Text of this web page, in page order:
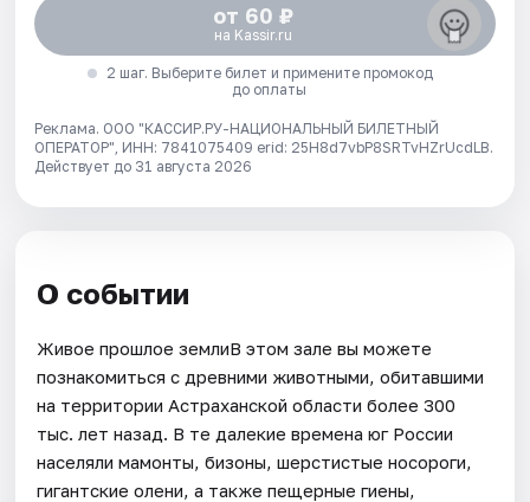
от 60 ₽
на Kassir.ru
2 шаг. Выберите билет и примените промокод
до оплаты
Реклама. ООО "КАССИР.РУ-НАЦИОНАЛЬНЫЙ БИЛЕТНЫЙ
ОПЕРАТОР", ИНН: 7841075409 erid: 25H8d7vbP8SRTvHZrUcdLB.
Действует до 31 августа 2026
О событии
Живое прошлое землиВ этом зале вы можете
познакомиться с древними животными, обитавшими
на территории Астраханской области более 300
тыс. лет назад. В те далекие времена юг России
населяли мамонты, бизоны, шерстистые носороги,
гигантские олени, а также пещерные гиены,